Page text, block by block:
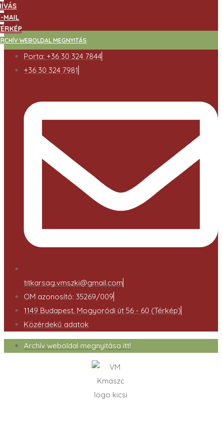
MAIL
WEBOLDAL MEGNYITÁS
Porta: +36 30 324 7844
+36 30 324 7981
titkarsag.vmszki@gmail.com
OM azonosító: 35269/009
1149 Budapest, Mogyoródi út 56 - 60 (Térkép)
Közérdekű adatok
Archív weboldal megnyitása itt!